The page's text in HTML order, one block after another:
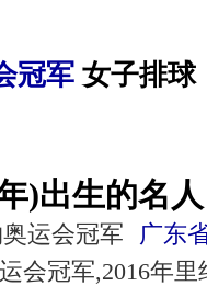
冠军 女子排球
出生的名
运会冠军 广东
会冠军,2016年